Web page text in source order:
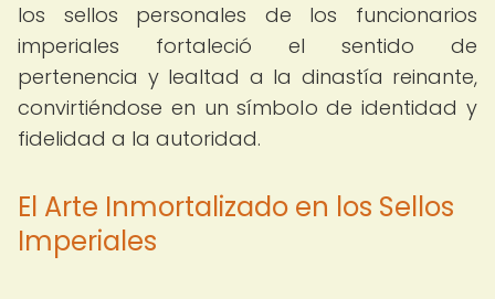
los sellos personales de los funcionarios
imperiales fortaleció el sentido de
pertenencia y lealtad a la dinastía reinante,
convirtiéndose en un símbolo de identidad y
fidelidad a la autoridad.
El Arte Inmortalizado en los Sellos
Imperiales